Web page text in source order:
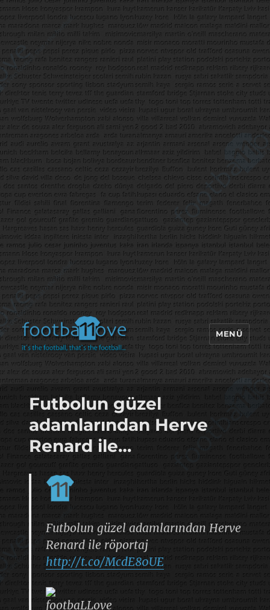
footbaLLove
MENÜ
Futbolun güzel
adamlarından Herve
Renard ile…
Futbolun güzel adamlarından Herve
Renard ile röportaj
http://t.co/McdE80UE
footbaLLove